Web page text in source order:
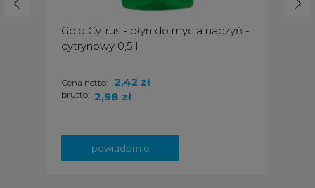
Gold Cytrus - płyn do mycia naczyń -
cytrynowy 0,5 l
brutto: 2,98 zł
Cena netto: 2,42 zł
powiadom o